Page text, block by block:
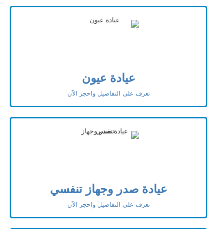
عيادة عيون
تعرف على التفاصيل واحجز الآن
عيادة صدر وجهاز تنفسي
تعرف على التفاصيل واحجز الآن